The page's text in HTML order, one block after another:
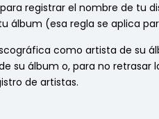
registrar el nombre de tu
álbum (esa regla se aplica
como artista de su
su álbum o, para no
de artistas.